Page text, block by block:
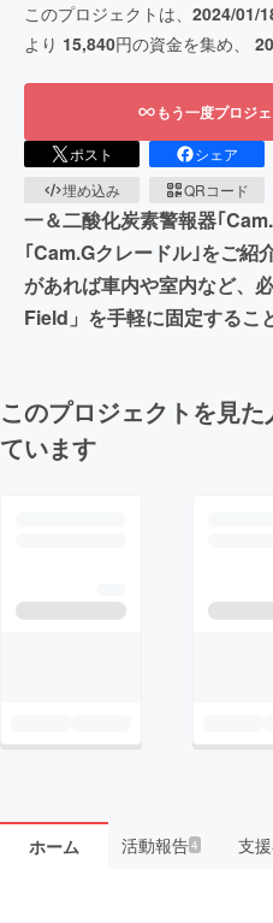
このプロジェクトは、 2024/01/
より 15,840円の資金を集め、
もう一度プロジ
ポスト シェア
埋め込み
QRコード
一＆二酸化炭素警報器｢
｢Cam.Gクレードル｣をご紹
があれば車内や室内など、
Field」を手軽に固定するこ
このプロジェクトを見
ています
ホーム 活動報告4 支